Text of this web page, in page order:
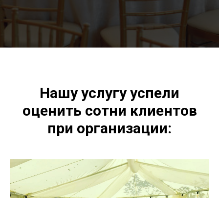
Нашу услугу успели
оценить сотни клиентов
при организации: